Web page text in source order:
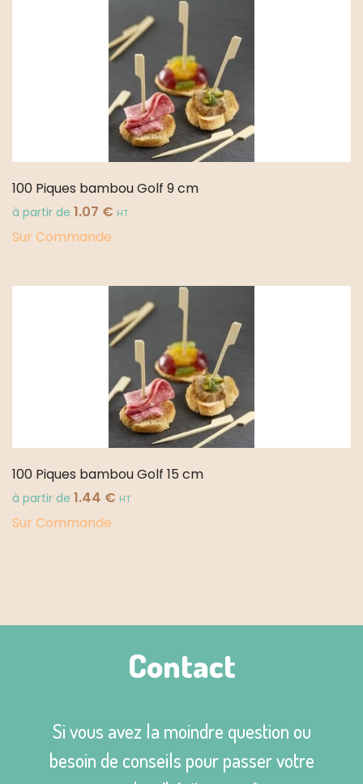
100 Piques bambou Golf 9 cm
à partir de 1.07 € HT
Sur Commande
100 Piques bambou Golf 15 cm
à partir de 1.44 € HT
Sur Commande
Contact
Si vous avez la moindre question ou
besoin de conseils pour passer votre